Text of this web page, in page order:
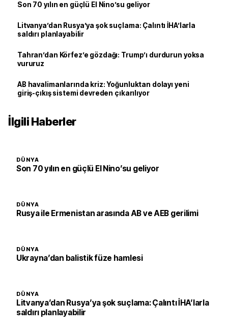
Son 70 yılın en güçlü El Nino’su geliyor
Litvanya’dan Rusya’ya şok suçlama: Çalıntı İHA’larla
saldırı planlayabilir
Tahran’dan Körfez’e gözdağı: Trump’ı durdurun yoksa
vururuz
AB havalimanlarında kriz: Yoğunluktan dolayı yeni
giriş-çıkış sistemi devreden çıkarılıyor
İlgili Haberler
DÜNYA
Son 70 yılın en güçlü El Nino’su geliyor
DÜNYA
Rusya ile Ermenistan arasında AB ve AEB gerilimi
DÜNYA
Ukrayna’dan balistik füze hamlesi
DÜNYA
Litvanya’dan Rusya’ya şok suçlama: Çalıntı İHA’larla
saldırı planlayabilir